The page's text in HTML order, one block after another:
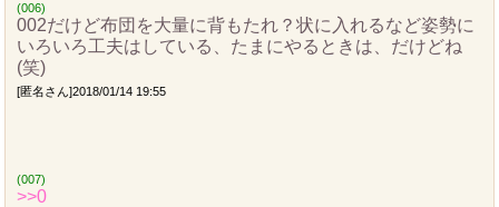
(006)
002だけど布団を大量に背もたれ？状に入れるなど姿勢に
いろいろ工夫はしている、たまにやるときは、だけどね
(笑)
[匿名さん]2018/01/14 19:55
(007)
>>0